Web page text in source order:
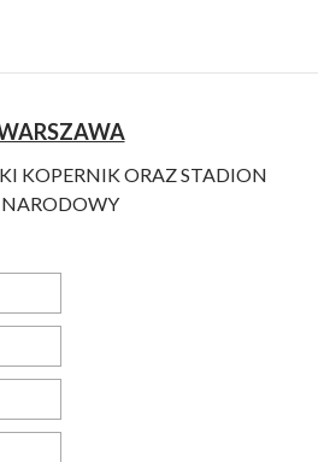
KOPERNIK ORAZ STADION
NARODOWY